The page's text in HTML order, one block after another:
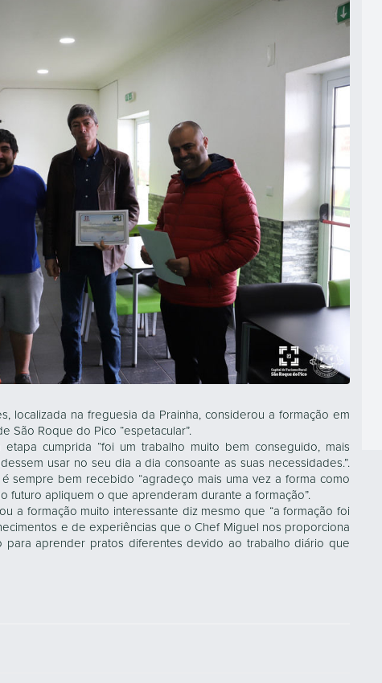
localizada na freguesia da Prainha, considerou a formação em
São Roque do Pico “espetacular”.
cumprida “foi um trabalho muito bem conseguido, mais
usar no seu dia a dia consoante as suas necessidades.”.
sempre bem recebido “agradeço mais uma vez a forma como
apliquem o que aprenderam durante a formação”.
a formação muito interessante diz mesmo que “a formação foi
e de experiências que o Chef Miguel nos proporciona
para aprender pratos diferentes devido ao trabalho diário que